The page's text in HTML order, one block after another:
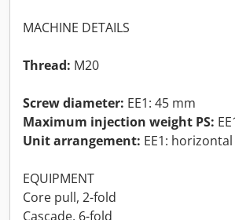
MACHINE DETAILS
Thread: M20
Screw diameter: EE1: 45 mm
Maximum injection weight PS:
Unit arrangement: EE1: horizontal
EQUIPMENT
Core pull, 2-fold
Cascade, 6-fold